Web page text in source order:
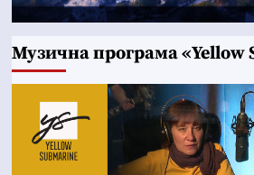
Музична програма «Yellow